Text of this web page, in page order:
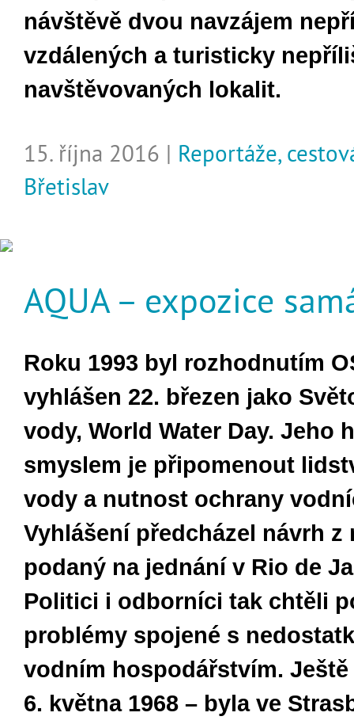
návštěvě dvou navzájem
vzdálených a turisticky
navštěvovaných lokalit.
15. října 2016 | Reportáže,
Břetislav
AQUA – expozice
Roku 1993 byl rozhodnutím
vyhlášen 22. březen jako
vody, World Water Day. Jeho
smyslem je připomenout
vody a nutnost ochrany
Vyhlášení předcházel návrh z
podaný na jednání v Rio de
Politici i odborníci tak chtěli
problémy spojené s
vodním hospodářstvím. Ještě
6. května 1968 – byla ve